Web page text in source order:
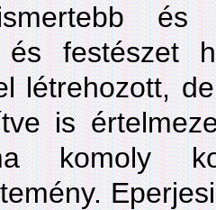
és
festészet
létrehozott,
is
komoly